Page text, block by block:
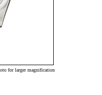
for larger magnification